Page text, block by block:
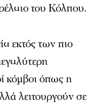
του Κόλπου.
εκτός των πιο
κόμβοι όπως η
λειτουργούν σε